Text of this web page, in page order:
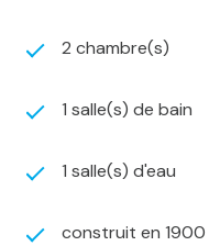
2 chambre(s)
1 salle(s) de bain
1 salle(s) d'eau
construit en 1900